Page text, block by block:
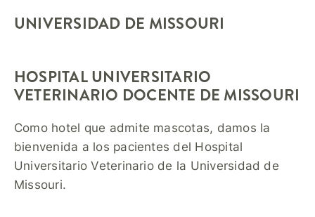
UNIVERSIDAD DE MISSOURI
HOSPITAL UNIVERSITARIO
VETERINARIO DOCENTE DE MISSOURI
Como hotel que admite mascotas, damos la
bienvenida a los pacientes del Hospital
Universitario Veterinario de la Universidad de
Missouri.